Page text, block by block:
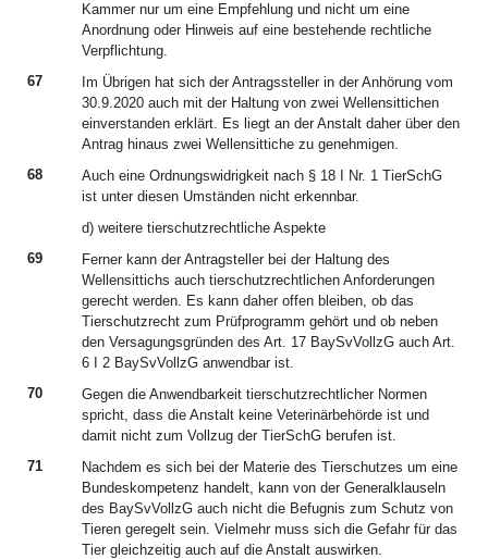
Kammer nur um eine Empfehlung und nicht um eine
Anordnung oder Hinweis auf eine bestehende rechtliche
Verpflichtung.
67
Im Übrigen hat sich der Antragssteller in der Anhörung vom
30.9.2020 auch mit der Haltung von zwei Wellensittichen
einverstanden erklärt. Es liegt an der Anstalt daher über den
Antrag hinaus zwei Wellensittiche zu genehmigen.
68
Auch eine Ordnungswidrigkeit nach § 18 I Nr. 1 TierSchG
ist unter diesen Umständen nicht erkennbar.
d) weitere tierschutzrechtliche Aspekte
69
Ferner kann der Antragsteller bei der Haltung des
Wellensittichs auch tierschutzrechtlichen Anforderungen
gerecht werden. Es kann daher offen bleiben, ob das
Tierschutzrecht zum Prüfprogramm gehört und ob neben
den Versagungsgründen des Art. 17 BaySvVollzG auch Art.
6 I 2 BaySvVollzG anwendbar ist.
70
Gegen die Anwendbarkeit tierschutzrechtlicher Normen
spricht, dass die Anstalt keine Veterinärbehörde ist und
damit nicht zum Vollzug der TierSchG berufen ist.
71
Nachdem es sich bei der Materie des Tierschutzes um eine
Bundeskompetenz handelt, kann von der Generalklauseln
des BaySvVollzG auch nicht die Befugnis zum Schutz von
Tieren geregelt sein. Vielmehr muss sich die Gefahr für das
Tier gleichzeitig auch auf die Anstalt auswirken.